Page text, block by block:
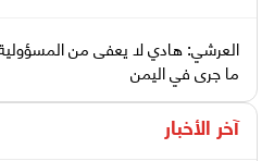
العرشي: هادي لا يعفى من
ما جرى في اليمن
آخر الأخبار